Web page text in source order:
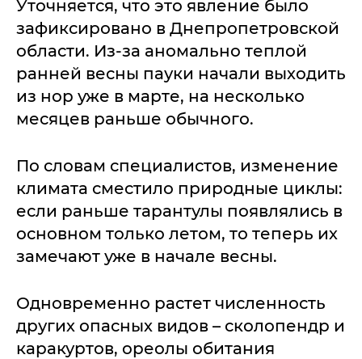
Уточняется, что это явление было
зафиксировано в Днепропетровской
области. Из-за аномально теплой
ранней весны пауки начали выходить
из нор уже в марте, на несколько
месяцев раньше обычного.
По словам специалистов, изменение
климата сместило природные циклы:
если раньше тарантулы появлялись в
основном только летом, то теперь их
замечают уже в начале весны.
Одновременно растет численность
других опасных видов – сколопендр и
каракуртов, ореолы обитания